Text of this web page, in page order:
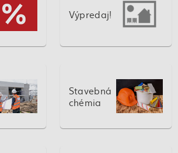
Výpredaj!
Stavebná
chémia